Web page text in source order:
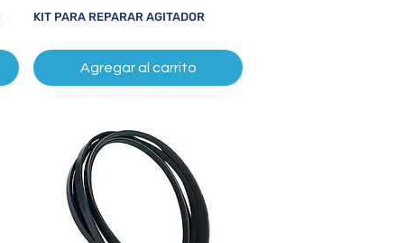
Vista rápida
KIT PARA REPARAR AGITADOR
Agregar al carrito